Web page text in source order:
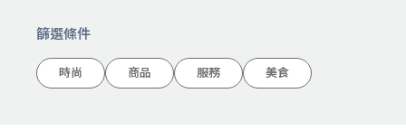
各式商店優惠券
服務與設施
篩選條件
時尚 商品 服務 美食